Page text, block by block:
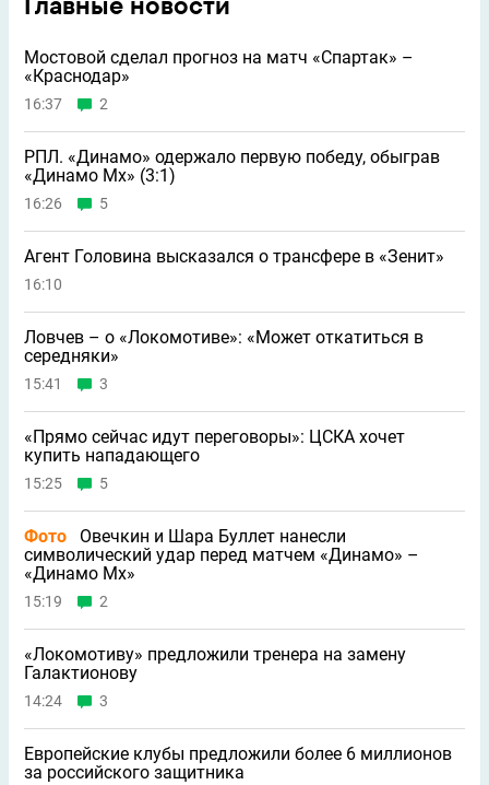
Мостовой сделал прогноз на матч «Спартак» –
«Краснодар»
16:37 2
РПЛ. «Динамо» одержало первую победу, обыграв
«Динамо Мх» (3:1)
16:26 5
Агент Головина высказался о трансфере в «Зенит»
16:10
Ловчев – о «Локомотиве»: «Может откатиться в
середняки»
15:41 3
«Прямо сейчас идут переговоры»: ЦСКА хочет
купить нападающего
15:25 5
Фото
Овечкин и Шара Буллет нанесли
символический удар перед матчем «Динамо» –
«Динамо Мх»
15:19 2
«Локомотиву» предложили тренера на замену
Галактионову
14:24 3
Европейские клубы предложили более 6 миллионов
за российского защитника